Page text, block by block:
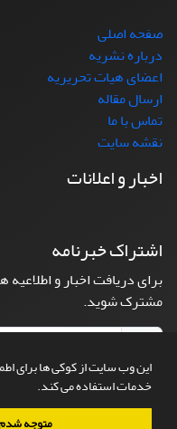
این وب سایت از کوکی ها برای
خدمات استفاده می کند.
متوجه
صفحه اصلی
درباره نشریه
اعضای هیات تحریریه
ارسال مقاله
تماس با ما
نقشه سایت
اخبار و اعلانات
اشتراک خبرنامه
برای دریافت اخبار و
مشترک شوید.